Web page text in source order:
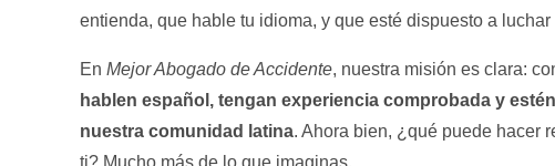
entienda, que hable tu idioma, y que esté dispuesto a luchar
En Mejor Abogado de Accidente, nuestra misión es clara:
hablen español, tengan experiencia comprobada y
nuestra comunidad latina. Ahora bien, ¿qué puede hacer
ti? Mucho más de lo que imaginas.